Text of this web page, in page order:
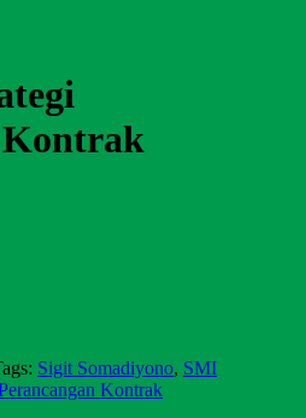
Kontrak
Sigit Somadiyono, SMI
Kontrak